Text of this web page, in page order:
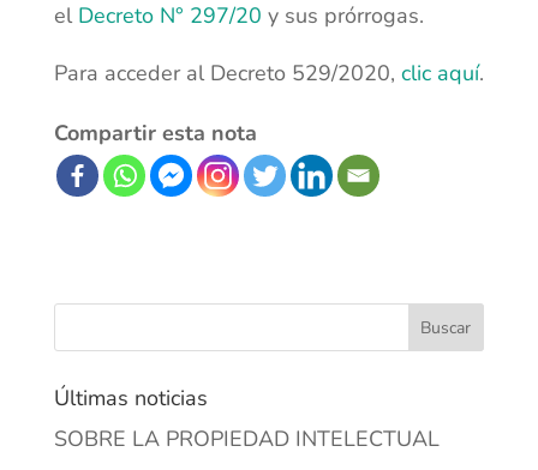
el Decreto N° 297/20 y sus prórrogas.
Para acceder al Decreto 529/2020, clic aquí.
Compartir esta nota
Últimas noticias
SOBRE LA PROPIEDAD INTELECTUAL